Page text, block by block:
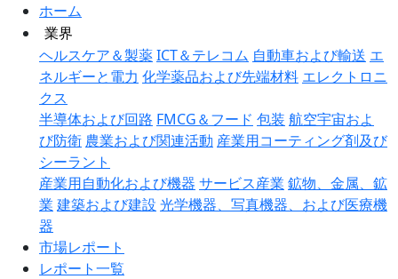
ホーム
業界
ヘルスケア＆製薬ICT＆テレコム 自動車および輸送 エ
ネルギーと電力 化学薬品および先端材料 エレクトロニ
クス
半導体および回路 FMCG＆フード 包装 航空宇宙およ
び防衛 農業および関連活動 産業用コーティング剤及び
シーラント
産業用自動化および機器 サービス産業 鉱物、金属、鉱
業 建築および建設 光学機器、写真機器、および医療機
器
市場レポート
レポート一覧